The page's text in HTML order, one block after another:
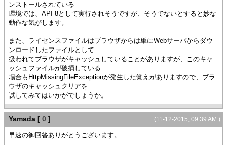
ンストールされている
環境では、API 8として実行されそうですが、そうでないとすると妙な
動作な気がします。
また、ライセンスファイルはブラウザからは単にWebサーバからダウ
ンロードしたファイルとして
扱われてブラウザがキャッシュしていることがありますが、このキャ
ッシュファイルが破損している
場合もHttpMissingFileExceptionが発生した覚えがありますので、ブラ
ウザのキャッシュクリアを
試してみてはいかがでしょうか。
(11-12-2015, 09:39 AM )
Yamada [ 0 ]
早速の御回答ありがとうございます。